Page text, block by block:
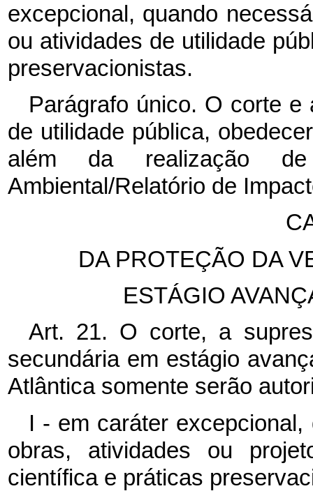
excepcional, quando
ou atividades de utilidade
preservacionistas.
Parágrafo único. O corte
de utilidade pública,
além da realização
Ambiental/Relatório de
DA PROTEÇÃO DA
ESTÁGIO
Art. 21. O corte, a
secundária em estágio
Atlântica somente serão
I - em caráter
obras, atividades ou
científica e práticas